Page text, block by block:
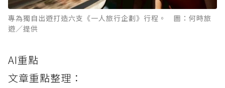
專為獨自出遊打造六支《一人旅行企劃》行程。 圖：何時旅
遊／提供
AI重點
文章重點整理：